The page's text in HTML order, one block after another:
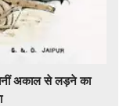
अकाल से लड़ने का